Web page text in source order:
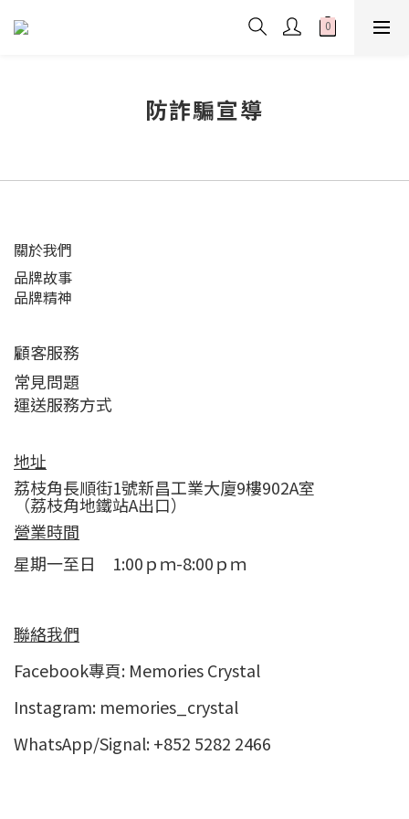
防詐騙宣導
關於我們
品牌故事
品牌精神
顧客服務
常見問題
運送服務方式
地址
荔枝角長順街1號新昌工業大廈9樓902A室
（荔枝角地鐵站A出口）
營業時間
星期一至日 1:00ｐｍ-8:00ｐｍ
聯絡我們
Facebook專頁: Memories Crystal
Instagram: memories_crystal
WhatsApp/Signal: +852 5282 2466